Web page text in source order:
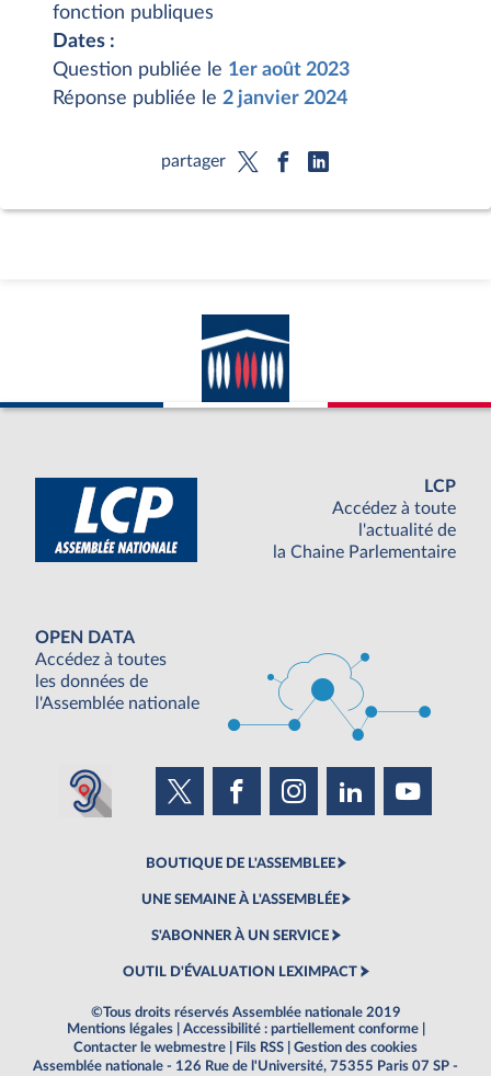
fonction publiques
Dates :
Question publiée le 1er août 2023
Réponse publiée le 2 janvier 2024
partager
LCP
Accédez à toute
l'actualité de
la Chaine Parlementaire
OPEN DATA
Accédez à toutes
les données de
l'Assemblée nationale
BOUTIQUE DE L'ASSEMBLEE
UNE SEMAINE À L'ASSEMBLÉE
S'ABONNER À UN SERVICE
OUTIL D'ÉVALUATION LEXIMPACT
©Tous droits réservés Assemblée nationale 2019
Mentions légales
Accessibilité : partiellement conforme
Contacter le webmestre
Fils RSS
Gestion des cookies
Assemblée nationale - 126 Rue de l'Université, 75355 Paris 07 SP -